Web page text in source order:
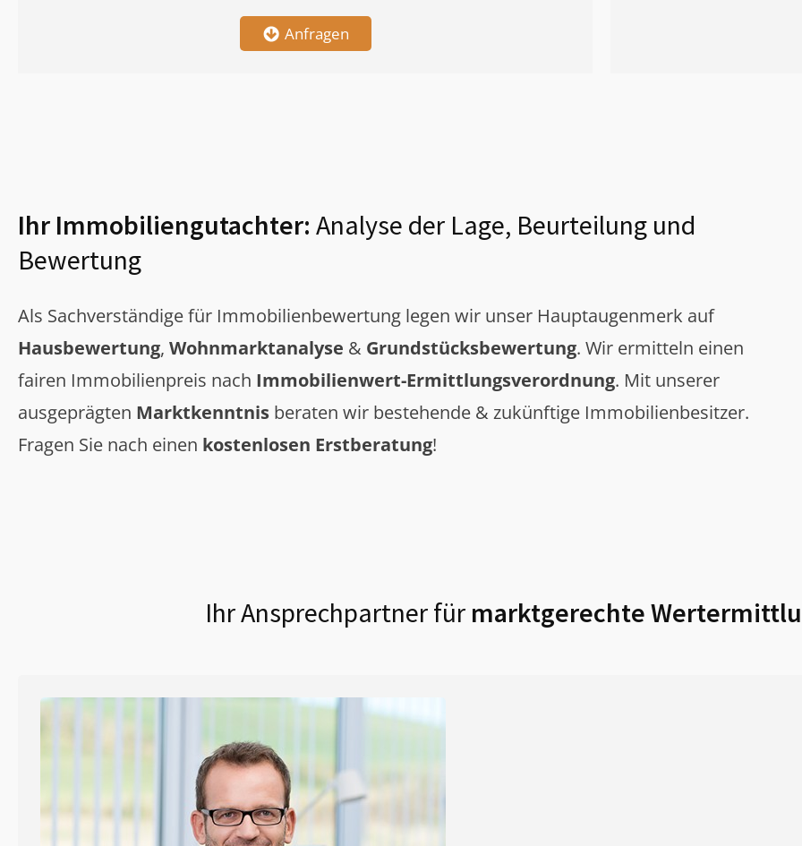
Anfragen
Ihr Immobiliengutachter: Analyse der Lage, Beurteilung und
Bewertung
Als Sachverständige für Immobilienbewertung legen wir unser Hauptaugenmerk auf
Hausbewertung, Wohnmarktanalyse & Grundstücksbewertung. Wir ermitteln einen
fairen Immobilienpreis nach Immobilienwert-Ermittlungsverordnung. Mit unserer
ausgeprägten Marktkenntnis beraten wir bestehende & zukünftige Immobilienbesitzer.
Fragen Sie nach einen kostenlosen Erstberatung!
Ihr Ansprechpartner fürmarktgerechte